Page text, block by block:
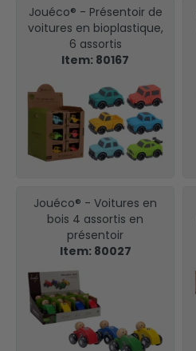
Jouéco® - Présentoir de
voitures en bioplastique,
6 assortis
Item: 80167
Jouéco® - Voitures en
bois 4 assortis en
présentoir
Item: 80027